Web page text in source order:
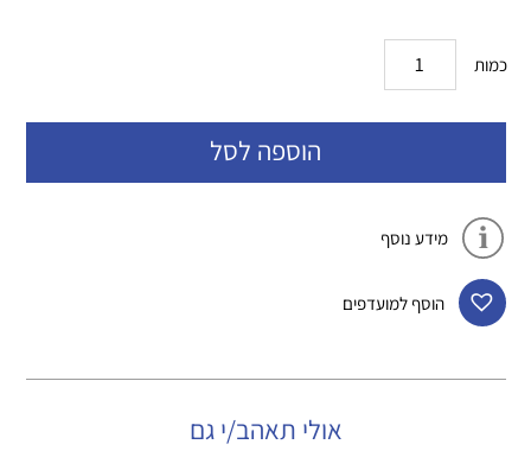
כמות
הוספה לסל
מידע נוסף
הוסף למועדפים
אולי תאהב/י גם